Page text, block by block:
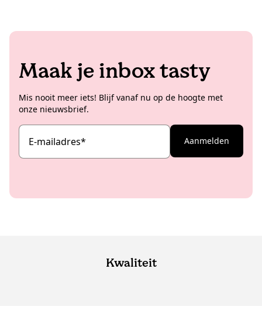
Maak je inbox tasty
Mis nooit meer iets! Blijf vanaf nu op de hoogte met
onze nieuwsbrief.
E-mailadres* Aanmelden
Kwaliteit